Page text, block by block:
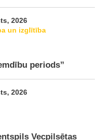
2026
un izglītība
periods”
2026
Vecpilsētas